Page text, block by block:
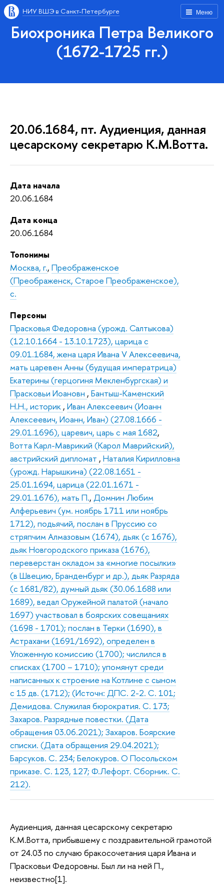
Меню
НИУ ВШЭ в Санкт-Петербурге
Биохроника Петра Великого
(1672-1725 гг.)
20.06.1684, пт. Аудиенция, данная
цесарскому секретарю К.М.Вотта.
Дата начала
20.06.1684
Дата конца
20.06.1684
Топонимы
Москва, г., Преображенское
(Преображенск, Старое Преображенское),
с.
Персоны
Прасковья Федоровна (урожд. Салтыкова)
(12.10.1664 - 13.10.1723), царица с
09.01.1684, жена царя Ивана V Алексеевича,
мать царевен Анны (будущая императрица)
Екатерины (герцогиня Мекленбургская) и
Прасковьи Иоановн , Бантыш-Каменский
Н.Н., историк , Иван Алексеевич (Иоанн
Алексеевич, Иоанн, Иван) (27.08.1666 -
29.01.1696), царевич, царь с мая 1682,
Вотта Карл-Маврикий (Карол Маврийский),
австрийский дипломат , Наталия Кирилловна
(урожд. Нарышкина) (22.08.1651 -
25.01.1694, царица (22.01.1671 -
29.01.1676), мать П., Домнин Любим
Алферьевич (ум. ноябрь 1711 или ноябрь
1712), подьячий, послан в Пруссию со
стряпчим Алмазовым (1674), дьяк (с 1676),
дьяк Новгородского приказа (1676),
переверстан окладом за «многие посылки»
(в Швецию, Бранденбург и др.), дьяк Разряда
(с 1681/82), думный дьяк (30.06.1688 или
1689), ведал Оружейной палатой (начало
1697) участвовал в боярских совещаниях
(1698 - 1701); послан в Терки (1690), в
Астрахани (1691/1692), определен в
Уложенную комиссию (1700); числился в
списках (1700 – 1710); упомянут среди
написанных к строение на Котлине с сыном
с 15 дв. (1712); (Источн: ДПС. 2-2. С. 101;
Демидова. Служилая бюрократия. С. 173;
Захаров. Разрядные повестки. (Дата
обращения 03.06.2021); Захаров. Боярские
списки. (Дата обращения 29.04.2021);
Барсуков. С. 234; Белокуров. О Посольском
приказе. С. 123, 127; Ф.Лефорт. Сборник. С.
212).
Аудиенция, данная цесарскому секретарю
К.М.Вотта, прибывшему с поздравительной грамотой
от 24.03 по случаю бракосочетания царя Ивана и
Прасковьи Федоровны. Был ли на ней П.,
неизвестно[1].